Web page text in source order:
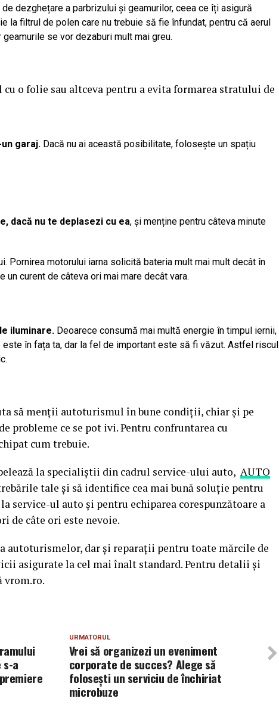
dezghețare a parbrizului și geamurilor, ceea ce îți asigură
la filtrul de polen care nu trebuie să fie înfundat, pentru că aerul
geamurile se vor dezaburi mult mai greu.
o folie sau altceva pentru a evita formarea stratului de
garaj. Dacă nu ai această posibilitate, folosește un spațiu
dacă nu te deplasezi cu ea, și menține pentru câteva minute
Pornirea motorului iarna solicită bateria mult mai mult decât în
curent de câteva ori mai mare decât vara.
iluminare. Deoarece consumă mai multă energie în timpul iernii,
în fața ta, dar la fel de important este să fi văzut. Astfel riscul
să menții autoturismul în bune condiții, chiar și pe
probleme ce se pot ivi. Pentru confruntarea cu
cum trebuie.
la specialiștii din cadrul service-ului auto, AUTO
tale și să identifice cea mai bună soluție pentru
service-ul auto și pentru echiparea corespunzătoare a
de câte ori este nevoie.
dar și reparații pentru toate mărcile de
asigurate la cel mai înalt standard. Pentru detalii și
vrom.ro.
URMATORUL
Vrei să organizezi un eveniment
corporate de succes? Alege să
folosești un serviciu de închiriat
microbuze
s-a